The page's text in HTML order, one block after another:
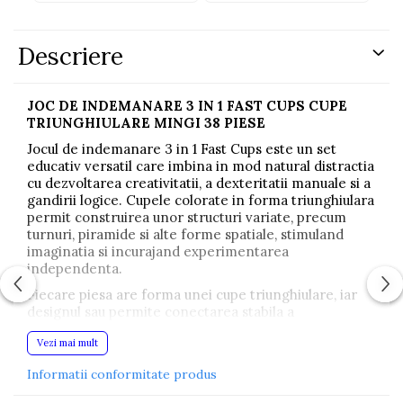
Descriere
JOC DE INDEMANARE 3 IN 1 FAST CUPS CUPE
TRIUNGHIULARE MINGI 38 PIESE
Jocul de indemanare 3 in 1 Fast Cups este un set
educativ versatil care imbina in mod natural distractia
cu dezvoltarea creativitatii, a dexteritatii manuale si a
gandirii logice. Cupele colorate in forma triunghiulara
permit construirea unor structuri variate, precum
turnuri, piramide si alte forme spatiale, stimuland
imaginatia si incurajand experimentarea
independenta.
Fiecare piesa are forma unei cupe triunghiulare, iar
designul sau permite conectarea stabila a
elementelor. Perforatiile subtile de pe suprafata
exterioara imbunatatesc priza si previn alunecarea
ingusta permit conectarea rapida si usoara a pieselor
Vezi mai mult
Informatii conformitate produs